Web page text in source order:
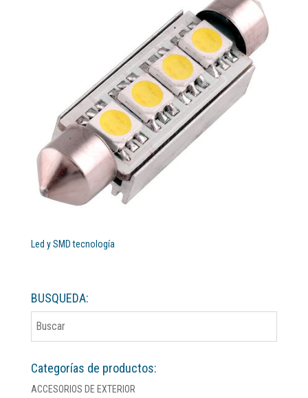
Led y SMD tecnología
BUSQUEDA:
Categorías de productos:
ACCESORIOS DE EXTERIOR